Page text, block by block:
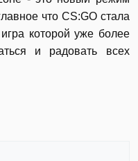
что CS:GO стала
которой уже более
и радовать всех